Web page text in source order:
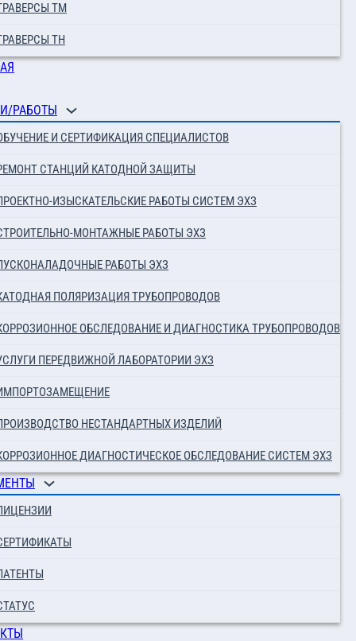
ТМ
ТН
РАБОТЫ
И СЕРТИФИКАЦИЯ СПЕЦИАЛИСТОВ
СТАНЦИЙ КАТОДНОЙ ЗАЩИТЫ
ИЗЫСКАТЕЛЬСКИЕ РАБОТЫ СИСТЕМ ЭХЗ
МОНТАЖНЫЕ РАБОТЫ ЭХЗ
РАБОТЫ ЭХЗ
ПОЛЯРИЗАЦИЯ ТРУБОПРОВОДОВ
ОБСЛЕДОВАНИЕ И ДИАГНОСТИКА ТРУБОПРОВОДОВ
ПЕРЕДВИЖНОЙ ЛАБОРАТОРИИ ЭХЗ
НЕСТАНДАРТНЫХ ИЗДЕЛИЙ
ДИАГНОСТИЧЕСКОЕ ОБСЛЕДОВАНИЕ СИСТЕМ ЭХЗ